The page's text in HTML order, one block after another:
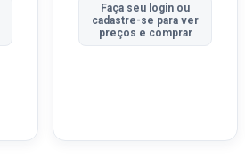
Faça seu login ou
cadastre-se para ver
preços e comprar